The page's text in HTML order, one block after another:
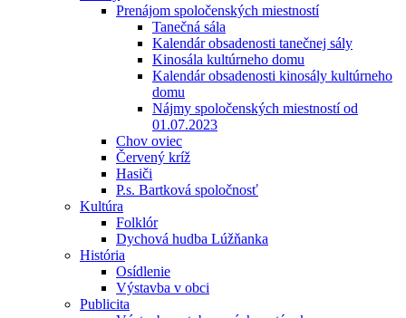
Prenájom spoločenských miestností
Tanečná sála
Kalendár obsadenosti tanečnej sály
Kinosála kultúrneho domu
Kalendár obsadenosti kinosály kultúrneho
domu
Nájmy spoločenských miestností od
01.07.2023
Chov oviec
Červený kríž
Hasiči
P.s. Bartková spoločnosť
Kultúra
Folklór
Dychová hudba Lúžňanka
História
Osídlenie
Výstavba v obci
Publicita